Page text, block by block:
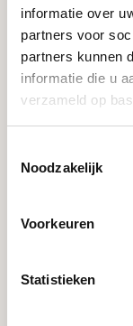
informatie over
partners voor
partners kunnen
informatie die u
verzameld op
Noodzakelijk
Voorkeuren
Statistieken